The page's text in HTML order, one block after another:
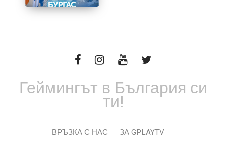
Геймингът в България си
ти!
ВРЪЗКА С НАС ЗА GPLAYTV